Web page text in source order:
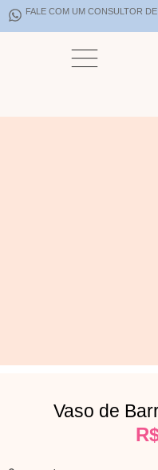
FALE COM UM CONSULTOR
Vaso de